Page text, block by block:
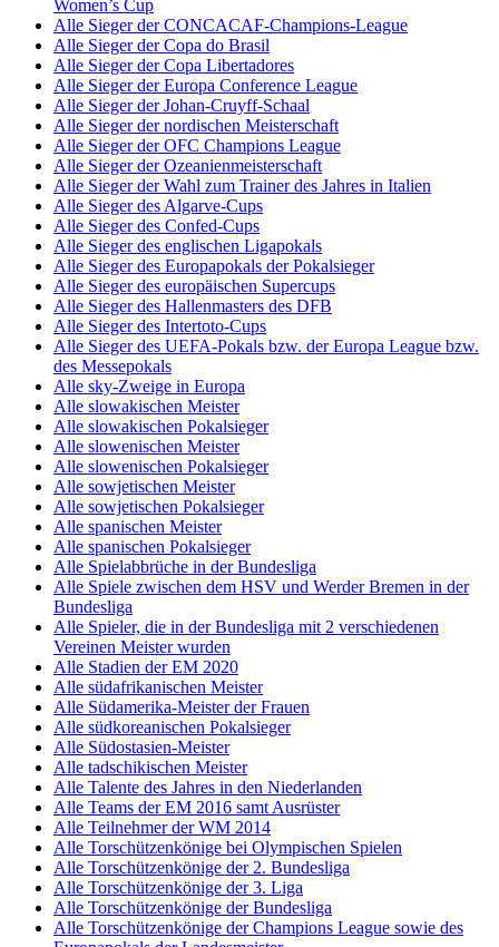
Women’s Cup
Alle Sieger der CONCACAF-Champions-League
Alle Sieger der Copa do Brasil
Alle Sieger der Copa Libertadores
Alle Sieger der Europa Conference League
Alle Sieger der Johan-Cruyff-Schaal
Alle Sieger der nordischen Meisterschaft
Alle Sieger der OFC Champions League
Alle Sieger der Ozeanienmeisterschaft
Alle Sieger der Wahl zum Trainer des Jahres in Italien
Alle Sieger des Algarve-Cups
Alle Sieger des Confed-Cups
Alle Sieger des englischen Ligapokals
Alle Sieger des Europapokals der Pokalsieger
Alle Sieger des europäischen Supercups
Alle Sieger des Hallenmasters des DFB
Alle Sieger des Intertoto-Cups
Alle Sieger des UEFA-Pokals bzw. der Europa League bzw.
des Messepokals
Alle sky-Zweige in Europa
Alle slowakischen Meister
Alle slowakischen Pokalsieger
Alle slowenischen Meister
Alle slowenischen Pokalsieger
Alle sowjetischen Meister
Alle sowjetischen Pokalsieger
Alle spanischen Meister
Alle spanischen Pokalsieger
Alle Spielabbrüche in der Bundesliga
Alle Spiele zwischen dem HSV und Werder Bremen in der
Bundesliga
Alle Spieler, die in der Bundesliga mit 2 verschiedenen
Vereinen Meister wurden
Alle Stadien der EM 2020
Alle südafrikanischen Meister
Alle Südamerika-Meister der Frauen
Alle südkoreanischen Pokalsieger
Alle Südostasien-Meister
Alle tadschikischen Meister
Alle Talente des Jahres in den Niederlanden
Alle Teams der EM 2016 samt Ausrüster
Alle Teilnehmer der WM 2014
Alle Torschützenkönige bei Olympischen Spielen
Alle Torschützenkönige der 2. Bundesliga
Alle Torschützenkönige der 3. Liga
Alle Torschützenkönige der Bundesliga
Alle Torschützenkönige der Champions League sowie des